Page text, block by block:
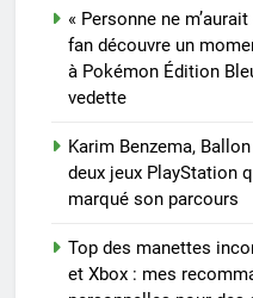
« Personne ne
fan découvre un
à Pokémon Édition
vedette
Karim Benzema,
deux jeux PlayStation
marqué son parcours
Top des manettes
et Xbox : mes